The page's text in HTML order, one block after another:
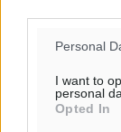
Personal
I want to
personal
Opted In